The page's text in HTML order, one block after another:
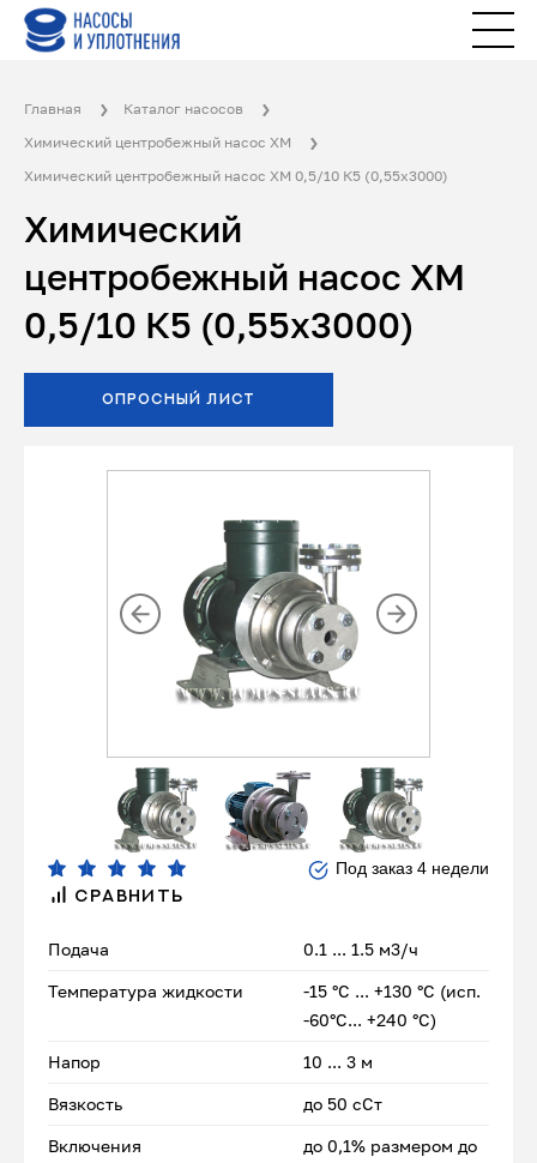
Главная
Каталог насосов
Химический центробежный насос ХМ
Химический центробежный насос ХМ 0,5/10 К5 (0,55х3000)
Химический
центробежный насос ХМ
0,5/10 К5 (0,55х3000)
ОПРОСНЫЙ ЛИСТ
Под заказ 4 недели
СРАВНИТЬ
Подача 0.1 ... 1.5 м3/ч
Температура жидкости
-15 °С ... +130 °С (исп.
-60°С... +240 °С)
Напор 10 ... 3 м
Вязкость до 50 сСт
Включения
до 0,1% размером до